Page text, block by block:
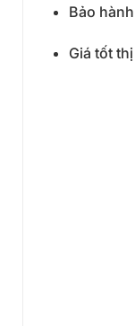
Bảo
Giá tốt